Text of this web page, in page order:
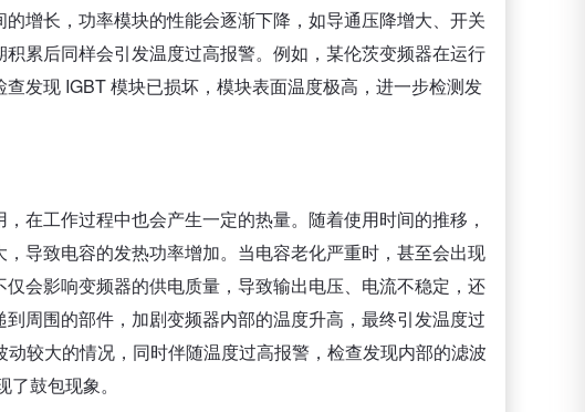
增长，功率模块的性能会逐渐下降，如导通压降增大、开关
累后同样会引发温度过高报警。例如，某伦茨变频器在运行
发现 IGBT 模块已损坏，模块表面温度极高，进一步检测发
在工作过程中也会产生一定的热量。随着使用时间的推移，
导致电容的发热功率增加。当电容老化严重时，甚至会出现
会影响变频器的供电质量，导致输出电压、电流不稳定，还
周围的部件，加剧变频器内部的温度升高，最终引发温度过
较大的情况，同时伴随温度过高报警，检查发现内部的滤波
鼓包现象。